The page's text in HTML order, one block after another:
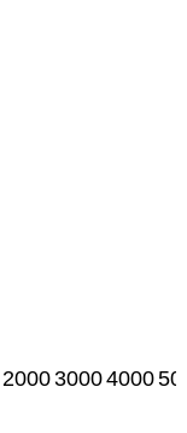
200030004000